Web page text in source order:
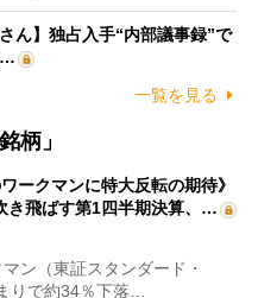
ん】独占入手“内部議事録”で
…
一覧を見る
柄」
ークマンに特大反転の期待》
き飛ばす第1四半期決算、…
ン（東証スタンダード・
りで約34％下落…